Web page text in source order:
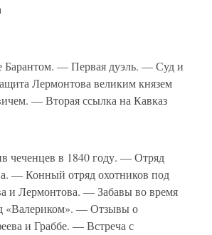
Барантом. — Первая дуэль. — Суд и
Лермонтова великим князем
— Вторая ссылка на Кавказ
чеченцев в 1840 году. — Отряд
— Конный отряд охотников под
и Лермонтова. — Забавы во время
«Валериком». — Отзывы о
и Граббе. — Встреча с